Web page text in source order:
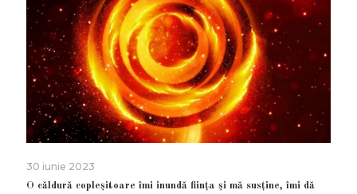
30 iunie 2023
O căldură copleșitoare îmi inundă ființa și mă susține, îmi dă